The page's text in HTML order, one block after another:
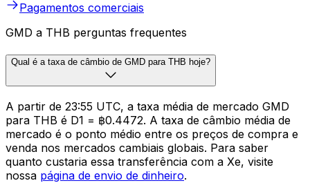
Pagamentos comerciais
GMD a THB perguntas frequentes
Qual é a taxa de câmbio de GMD para THB hoje?
A partir de 23:55 UTC, a taxa média de mercado GMD
para THB é D1 = ฿0.4472. A taxa de câmbio média de
mercado é o ponto médio entre os preços de compra e
venda nos mercados cambiais globais. Para saber
quanto custaria essa transferência com a Xe, visite
nossa página de envio de dinheiro.